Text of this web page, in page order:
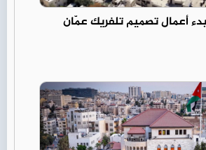
أعمال تصميم تلفريك عمّان